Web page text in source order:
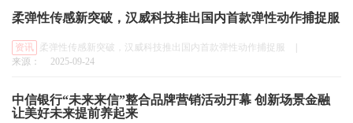
柔弹性传感新突破，汉威科技推出国内首款弹性动作捕捉服
资讯 柔弹性传感新突破，汉威科技推出国内首款弹性动作捕捉服
来源：
2025-09-24
中信银行“未来来信”整合品牌营销活动开幕 创新场景金融
让美好未来提前养起来